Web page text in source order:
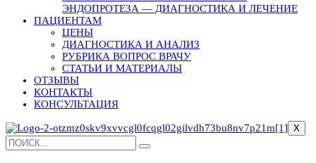
ЭНДОПРОТЕЗА — ДИАГНОСТИКА И ЛЕЧЕНИЕ
ПАЦИЕНТАМ
ЦЕНЫ
ДИАГНОСТИКА И АНАЛИЗ
РУБРИКА ВОПРОС ВРАЧУ
СТАТЬИ И МАТЕРИАЛЫ
ОТЗЫВЫ
КОНТАКТЫ
КОНСУЛЬТАЦИЯ
X